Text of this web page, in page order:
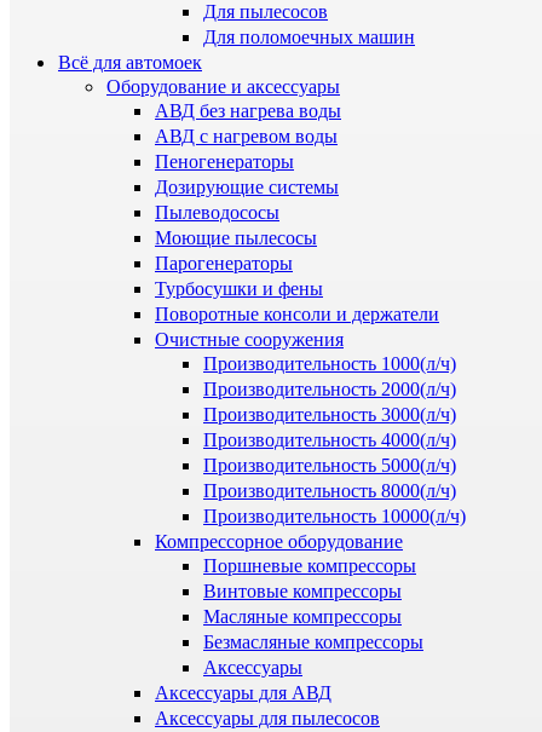
Для пылесосов
Для поломоечных машин
Всё для автомоек
Оборудование и аксессуары
АВД без нагрева воды
АВД с нагревом воды
Пеногенераторы
Дозирующие системы
Пылеводососы
Моющие пылесосы
Парогенераторы
Турбосушки и фены
Поворотные консоли и держатели
Очистные сооружения
Производительность 1000(л/ч)
Производительность 2000(л/ч)
Производительность 3000(л/ч)
Производительность 4000(л/ч)
Производительность 5000(л/ч)
Производительность 8000(л/ч)
Производительность 10000(л/ч)
Компрессорное оборудование
Поршневые компрессоры
Винтовые компрессоры
Масляные компрессоры
Безмасляные компрессоры
Аксессуары
Аксессуары для АВД
Аксессуары для пылесосов